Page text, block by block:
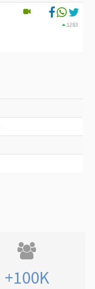
1283
+100K